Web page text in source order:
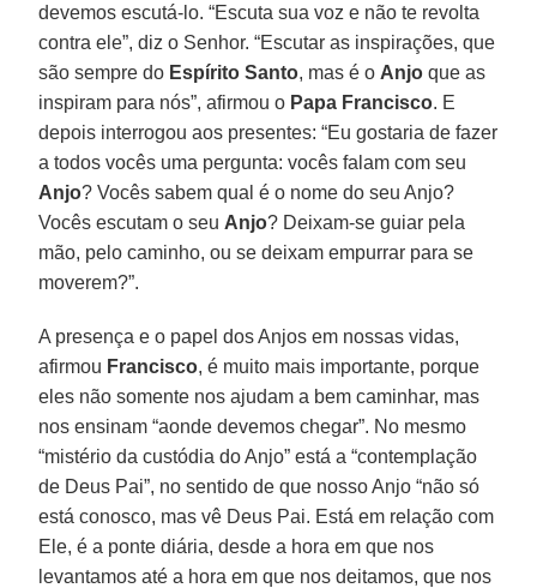
devemos escutá-lo. “Escuta sua voz e não te revolta
contra ele”, diz o Senhor. “Escutar as inspirações, que
são sempre do Espírito Santo, mas é o Anjo que as
inspiram para nós”, afirmou o Papa Francisco. E
depois interrogou aos presentes: “Eu gostaria de fazer
a todos vocês uma pergunta: vocês falam com seu
Anjo? Vocês sabem qual é o nome do seu Anjo?
Vocês escutam o seu Anjo? Deixam-se guiar pela
mão, pelo caminho, ou se deixam empurrar para se
moverem?”.
A presença e o papel dos Anjos em nossas vidas,
afirmou Francisco, é muito mais importante, porque
eles não somente nos ajudam a bem caminhar, mas
nos ensinam “aonde devemos chegar”. No mesmo
“mistério da custódia do Anjo” está a “contemplação
de Deus Pai”, no sentido de que nosso Anjo “não só
está conosco, mas vê Deus Pai. Está em relação com
Ele, é a ponte diária, desde a hora em que nos
levantamos até a hora em que nos deitamos, que nos